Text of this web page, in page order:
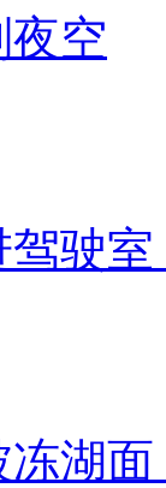
夜空
驶
湖